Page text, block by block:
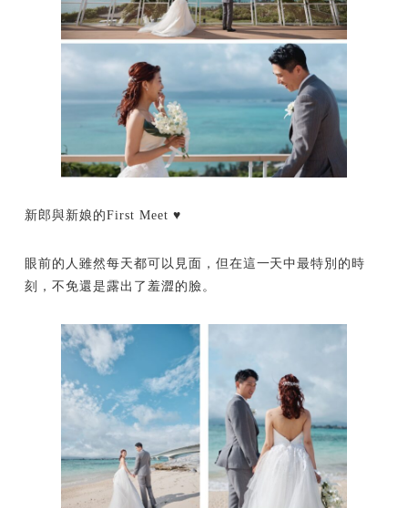
新郎與新娘的First Meet ♥
眼前的人雖然每天都可以見面，但在這一天中最特別的時
刻，不免還是露出了羞澀的臉。